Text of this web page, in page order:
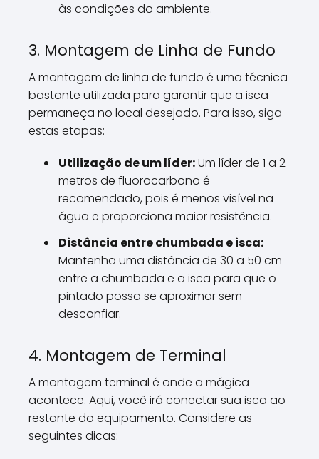
às condições do ambiente.
3. Montagem de Linha de Fundo
A montagem de linha de fundo é uma técnica
bastante utilizada para garantir que a isca
permaneça no local desejado. Para isso, siga
estas etapas:
Utilização de um líder:Um líder de 1 a 2
metros de fluorocarbono é
recomendado, pois é menos visível na
água e proporciona maior resistência.
Distância entre chumbada e isca:
Mantenha uma distância de 30 a 50 cm
entre a chumbada e a isca para que o
pintado possa se aproximar sem
desconfiar.
4. Montagem de Terminal
A montagem terminal é onde a mágica
acontece. Aqui, você irá conectar sua isca ao
restante do equipamento. Considere as
seguintes dicas: